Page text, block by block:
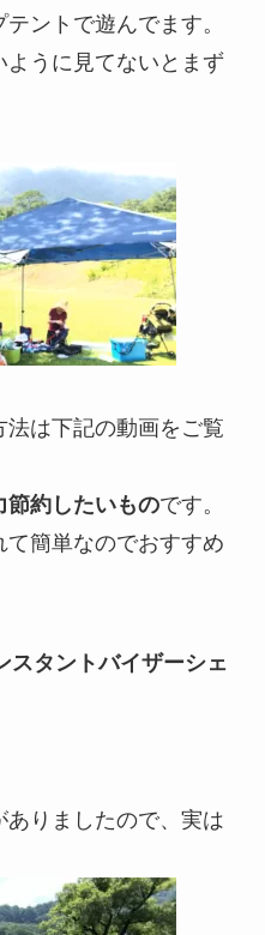
ントで遊んでます。
うに見てないとまず
は下記の動画をご覧
節約したいものです。
て簡単なのでおすすめ
タントバイザーシェ
りましたので、実は